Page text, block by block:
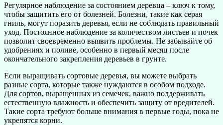
Регулярное наблюдение за состоянием деревца – ключ к тому,
чтобы защитить его от болезней. Болезни, такие как серая
гниль, могут поразить деревья, если не соблюдать правильный
уход. Постоянное наблюдение за количеством листьев и почек
позволит своевременно выявить проблемы. Не забывайте об
удобрениях и поливе, особенно в первый месяц после
окончательного закрепления деревьев в грунте.
Если выращивать сортовые деревья, вы можете выбрать
разные сорта, которые также нуждаются в особом подходе.
Для сортов, выращенных из семечек, важно поддерживать
естественную влажность и обеспечить защиту от вредителей.
Такие сорта требуют больше внимания в первые годы, пока не
укрепятся корни.